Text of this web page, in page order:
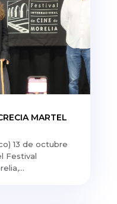
MARTEL
13 de octubre
Festival